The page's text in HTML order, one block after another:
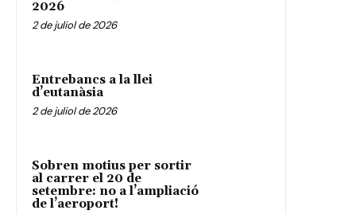
2026
2 de juliol de 2026
Entrebancs a la llei
d’eutanàsia
2 de juliol de 2026
Sobren motius per sortir
al carrer el 20 de
setembre: no a l’ampliació
de l’aeroport!